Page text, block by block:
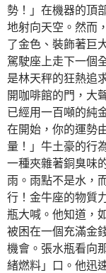
勢！」在機器的頂
地射向天空。然而
了金色、裝飾著巨
駕駛座上走下一個
是林天秤的狂熱追
開咖啡館的門，大
已經用一百噸的純
在開始，你的運勢
量！」牛土豪的行
一種夾雜著銅臭味
雨。雨點不是水，
行！金牛座的物質
瓶大喊。他知道，
被困在一個充滿金
機會。張水瓶看向
緒燃料」口。他迅